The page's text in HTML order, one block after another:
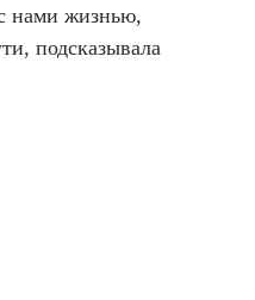
с нами жизнью,
подсказывала